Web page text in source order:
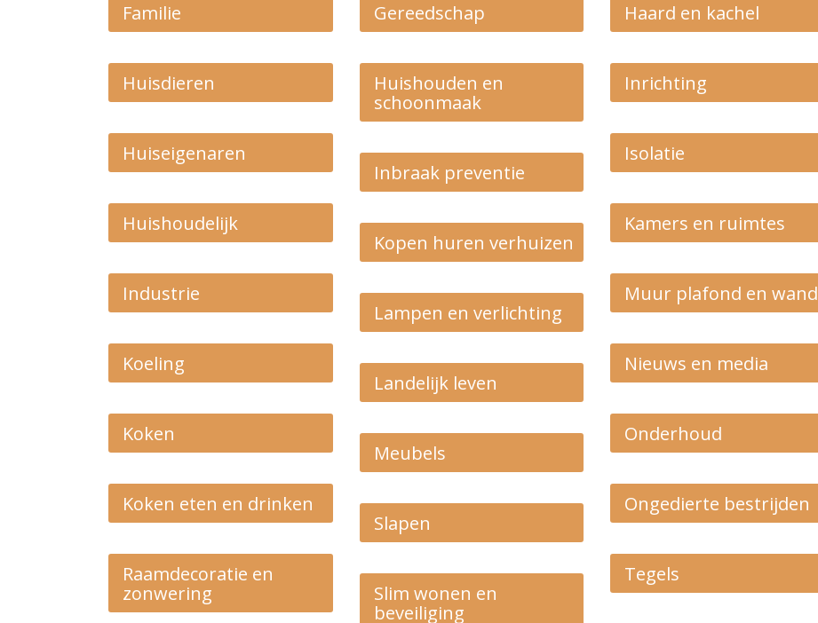
Familie
Huisdieren
Huiseigenaren
Huishoudelijk
Industrie
Koeling
Koken
Koken eten en drinken
Raamdecoratie en
zonwering
Gereedschap
Huishouden en
schoonmaak
Inbraak preventie
Kopen huren verhuizen
Lampen en verlichting
Landelijk leven
Meubels
Slapen
Slim wonen en
beveiliging
Haard en kachel
Inrichting
Isolatie
Kamers en ruimtes
Muur plafond en wand
Nieuws en media
Onderhoud
Ongedierte bestrijden
Tegels